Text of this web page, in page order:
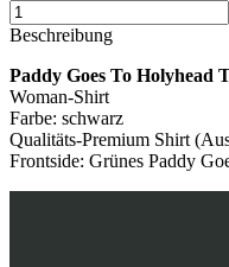
Beschreibung
Paddy Goes To Holyhead
Woman-Shirt
Farbe: schwarz
Qualitäts-Premium Shirt
Frontside: Grünes Paddy